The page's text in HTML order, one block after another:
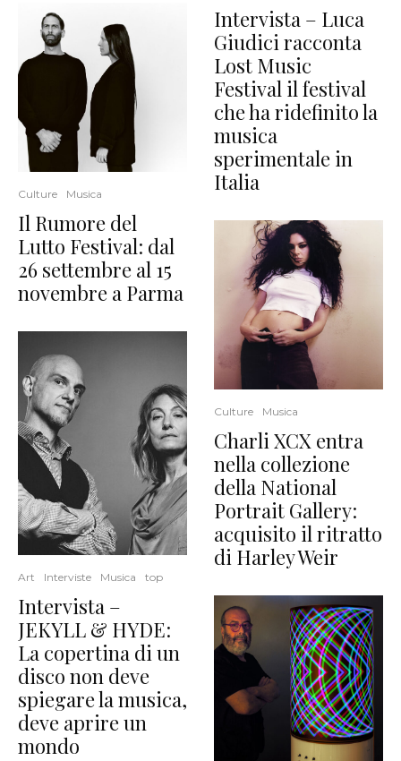
Culture Musica
Il Rumore del
Lutto Festival: dal
26 settembre al 15
novembre a Parma
Art Interviste Musica top
Intervista –
JEKYLL & HYDE:
La copertina di un
disco non deve
spiegare la musica,
deve aprire un
mondo
Intervista – Luca
Giudici racconta
Lost Music
Festival il festival
che ha ridefinito la
musica
sperimentale in
Italia
Culture Musica
Charli XCX entra
nella collezione
della National
Portrait Gallery:
acquisito il ritratto
di Harley Weir